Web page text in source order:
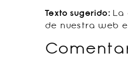
Texto sugerido: La
de nuestra web